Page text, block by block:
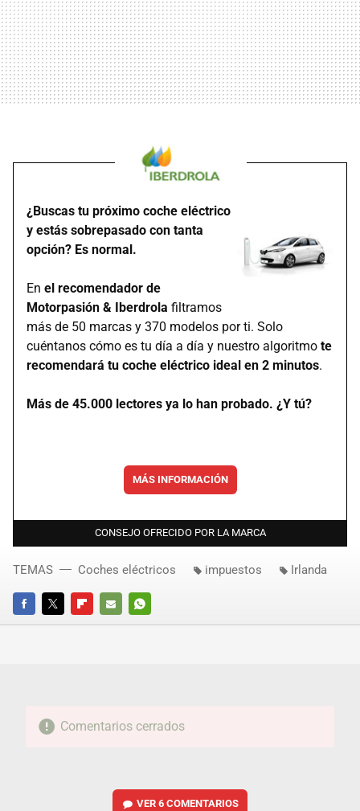
¿Buscas tu próximo coche eléctrico
y estás sobrepasado con tanta
opción? Es normal.
En el recomendador de
Motorpasión & Iberdrola filtramos
más de 50 marcas y 370 modelos por ti. Solo
cuéntanos cómo es tu día a día y nuestro algoritmo te
recomendará tu coche eléctrico ideal en 2 minutos.
Más de 45.000 lectores ya lo han probado. ¿Y tú?
MÁS INFORMACIÓN
CONSEJO OFRECIDO POR LA MARCA
FACEBOOKTWITTERFLIPBOARD
E-
WHATSAPP
TEMAS Coches eléctricos impuestos Irlanda
Comentarios cerrados
VER6 COMENTARIOS